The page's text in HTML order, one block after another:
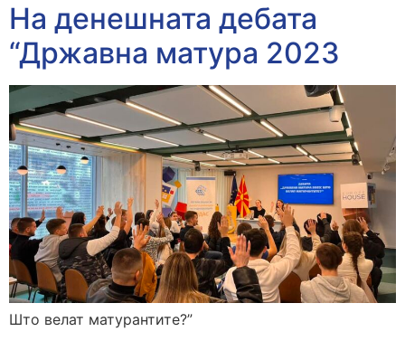
На денешната дебата
“Државна матура 2023
Што велат матурантите?”